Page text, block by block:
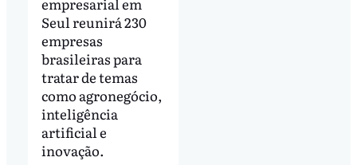
Seul reunirá 230
empresas
brasileiras para
tratar de temas
como agronegócio,
inteligência
artificial e
inovação.